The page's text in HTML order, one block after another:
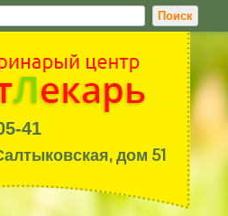
41
дом 51